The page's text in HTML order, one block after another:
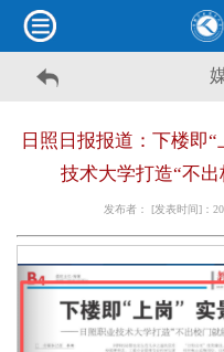
日照日报报道：下楼即
技术大学打造“不
发布者： [发表时间]：